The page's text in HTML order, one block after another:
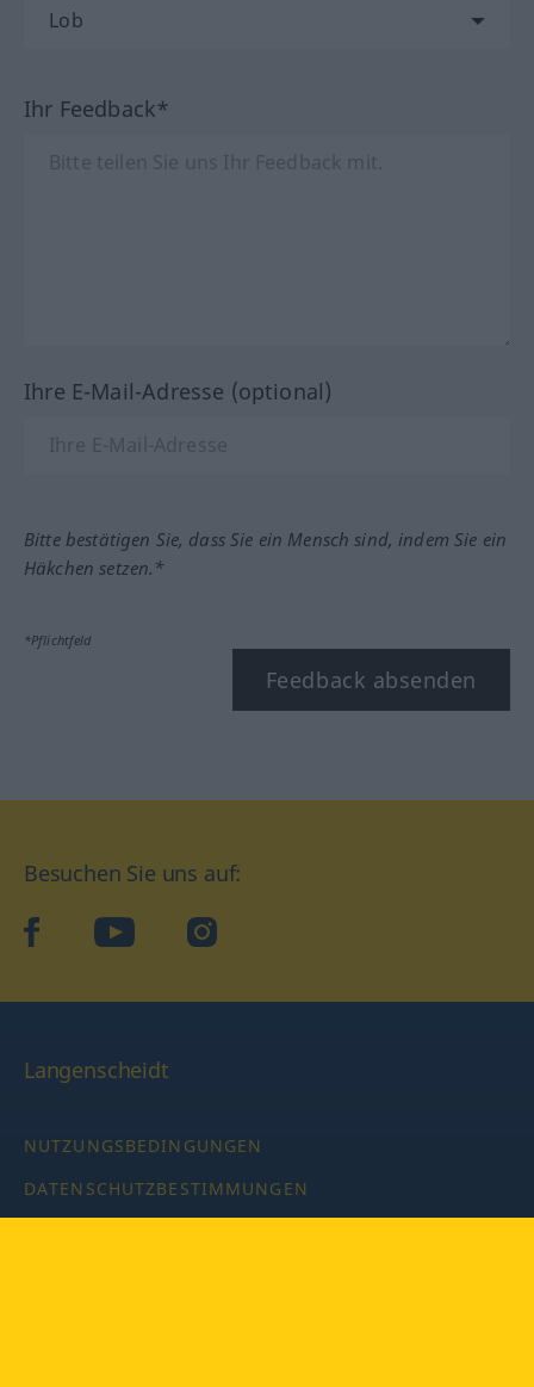
Ihr Feedback*
Ihre E-Mail-Adresse (optional)
Bitte bestätigen Sie, dass Sie ein Mensch sind, indem Sie ein
Häkchen setzen.*
*Pflichtfeld
Feedback absenden
Besuchen Sie uns auf:
facebookYouTube Instagram
Langenscheidt
NUTZUNGSBEDINGUNGEN
DATENSCHUTZBESTIMMUNGEN